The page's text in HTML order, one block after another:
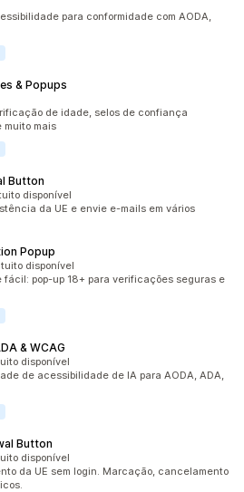
para conformidade com AODA,
& Popups
de idade, selos de confiança
muito mais
Button
disponível
da UE e envie e-mails em vários
Popup
disponível
pop-up 18+ para verificações seguras e
& WCAG
disponível
de acessibilidade de IA para AODA, ADA,
Button
disponível
da UE sem login. Marcação, cancelamento